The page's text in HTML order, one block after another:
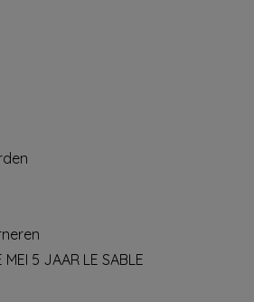
5 JAAR LE SABLE